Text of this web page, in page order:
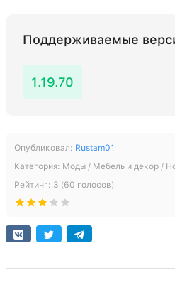
Поддерживаемые
1.19.70
Опубликовал: Rustam01
Категория: Моды / Мебель и декор /
Рейтинг: 3 (60 голосов)